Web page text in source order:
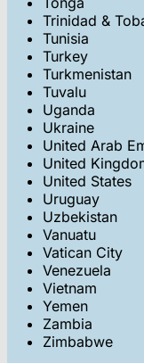
Trinidad &
Tunisia
Turkey
Turkmenistan
Tuvalu
Uganda
Ukraine
United Arab
United
United States
Uruguay
Uzbekistan
Vanuatu
Vatican City
Venezuela
Vietnam
Yemen
Zambia
Zimbabwe